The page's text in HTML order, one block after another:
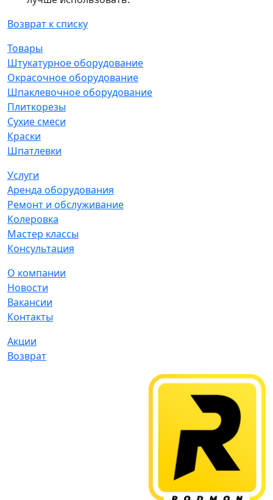
Возврат к списку
Товары
Штукатурное оборудование
Окрасочное оборудование
Шпаклевочное оборудование
Плиткорезы
Сухие смеси
Краски
Шпатлевки
Услуги
Аренда оборудования
Ремонт и обслуживание
Колеровка
Мастер классы
Консультация
О компании
Новости
Вакансии
Контакты
Акции
Возврат